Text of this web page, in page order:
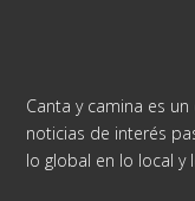
Canta y camina es
noticias de interés
lo global en lo local y